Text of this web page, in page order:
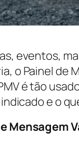
eventos,
o Painel de
é tão
e o
Mensagem